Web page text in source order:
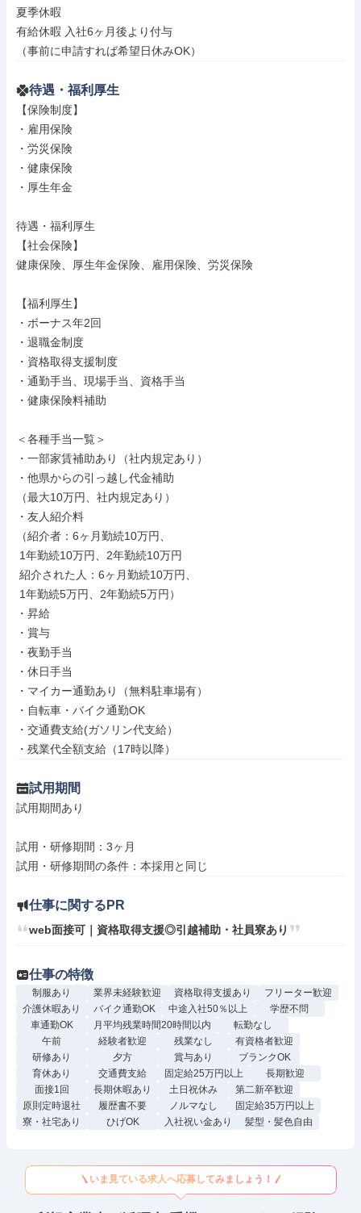
夏季休暇
有給休暇 入社6ヶ月後より付与
（事前に申請すれば希望日休みOK）
待遇・福利厚生
【保険制度】
・雇用保険
・労災保険
・健康保険
・厚生年金
待遇・福利厚生
【社会保険】
健康保険、厚生年金保険、雇用保険、労災保険
【福利厚生】
・ボーナス年2回
・退職金制度
・資格取得支援制度
・通勤手当、現場手当、資格手当
・健康保険料補助
＜各種手当一覧＞
・一部家賃補助あり（社内規定あり）
・他県からの引っ越し代金補助
（最大10万円、社内規定あり）
・友人紹介料
（紹介者：6ヶ月勤続10万円、
・昇給
・賞与
・夜勤手当
・休日手当
・マイカー通勤あり（無料駐車場有）
・自転車・バイク通勤OK
・交通費支給(ガソリン代支給）
・残業代全額支給（17時以降）
試用期間
試用期間あり
試用・研修期間：3ヶ月
仕事に関するPR
web面接可｜資格取得支援◎引越補助・社員寮あり
仕事の特徴
制服あり 業界未経験歓迎 資格取得支援あり
フリーター歓迎
介護休暇あり
バイク通勤OK 中途入社50％以上
学歴不問
車通勤OK
月平均残業時間20時間以内
転勤なし
午前
経験者歓迎 残業なし
有資格者歓迎
研修あり
夕方 賞与あり
ブランクOK
育休あり
交通費支給 固定給25万円以上
長期歓迎
面接1回
長期休暇あり 土日祝休み
第二新卒歓迎
原則定時退社
履歴書不要 ノルマなし
固定給35万円以上
寮・社宅あり
ひげOK 入社祝い金あり 髪型・髪色自由
いま見ている求人へ応募してみましょう！